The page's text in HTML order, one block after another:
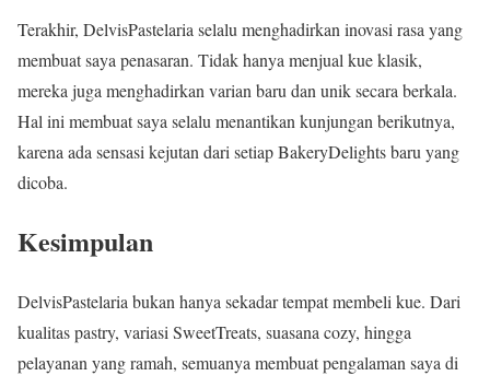
Terakhir, DelvisPastelaria selalu menghadirkan inovasi rasa yang
membuat saya penasaran. Tidak hanya menjual kue klasik,
mereka juga menghadirkan varian baru dan unik secara berkala.
Hal ini membuat saya selalu menantikan kunjungan berikutnya,
karena ada sensasi kejutan dari setiap BakeryDelights baru yang
dicoba.
Kesimpulan
DelvisPastelaria bukan hanya sekadar tempat membeli kue. Dari
kualitas pastry, variasi SweetTreats, suasana cozy, hingga
pelayanan yang ramah, semuanya membuat pengalaman saya di